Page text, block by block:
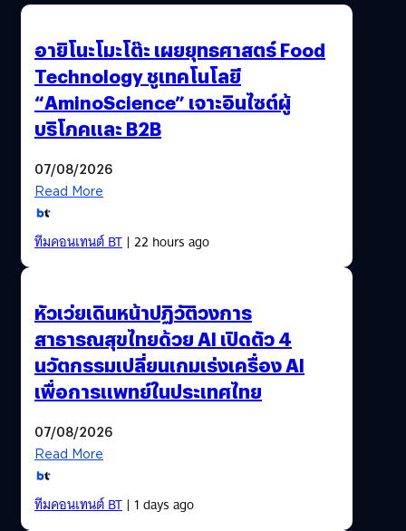
อายิโนะโมะโต๊ะ เผยยุทธศาสตร์ Food
Technology ชูเทคโนโลยี
“AminoScience” เจาะอินไซต์ผู้
บริโภคและ B2B
07/08/2026
Read More
ทีมคอนเทนต์ BT| 22 hours ago
หัวเว่ยเดินหน้าปฏิวัติวงการ
สาธารณสุขไทยด้วย AI เปิดตัว 4
นวัตกรรมเปลี่ยนเกมเร่งเครื่อง AI
เพื่อการแพทย์ในประเทศไทย
07/08/2026
Read More
ทีมคอนเทนต์ BT| 1 days ago